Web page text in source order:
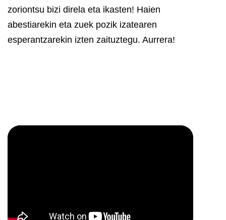
zoriontsu bizi direla eta ikasten! Haien
abestiarekin eta zuek pozik izatearen
esperantzarekin izten zaituztegu. Aurrera!